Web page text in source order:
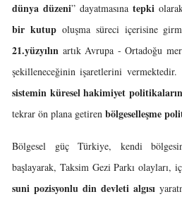
dünya düzeni” dayatmasına tepki
bir kutupoluşma süreci içerisine
21.yüzyılın artık Avrupa - Ortadoğu
şekilleneceğinin işaretlerini
sistemin küresel hakimiyet
tekrar ön plana getiren bölgeselleşme
Bölgesel güç Türkiye, kendi
başlayarak, Taksim Gezi Parkı olayları,
suni pozisyonlu din devleti algısı